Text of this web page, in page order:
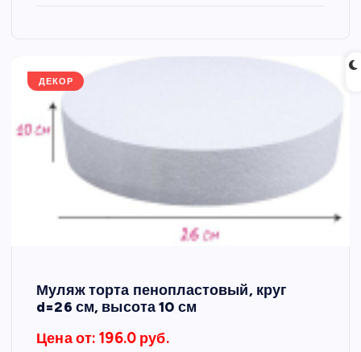
ДЕКОР
Муляж торта пенопластовый, круг
d=26 см, высота 10 см
Цена от: 196.0 руб.